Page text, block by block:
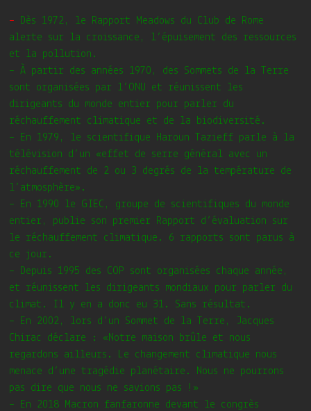
– Dès 1972, le Rapport Meadows du Club de Rome
alerte sur la croissance, l’épuisement des ressources
et la pollution.
– À partir des années 1970, des Sommets de la Terre
sont organisées par l’ONU et réunissent les
dirigeants du monde entier pour parler du
réchauffement climatique et de la biodiversité.
– En 1979, le scientifique Haroun Tazieff parle à la
télévision d’un «effet de serre général avec un
réchauffement de 2 ou 3 degrés de la température de
l’atmosphère».
– En 1990 le GIEC, groupe de scientifiques du monde
entier, publie son premier Rapport d’évaluation sur
le réchauffement climatique. 6 rapports sont parus à
ce jour.
– Depuis 1995 des COP sont organisées chaque année,
et réunissent les dirigeants mondiaux pour parler du
climat. Il y en a donc eu 31. Sans résultat.
– En 2002, lors d’un Sommet de la Terre, Jacques
Chirac déclare : «Notre maison brûle et nous
regardons ailleurs. Le changement climatique nous
menace d’une tragédie planétaire. Nous ne pourrons
pas dire que nous ne savions pas !»
– En 2018 Macron fanfaronne devant le congrès